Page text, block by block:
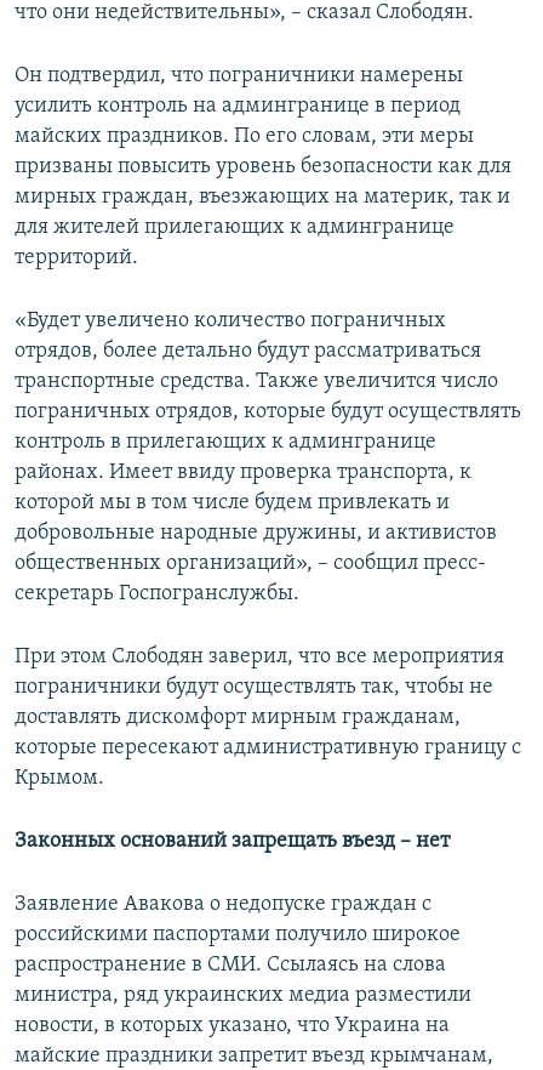
что они недействительны», – сказал Слободян.
Он подтвердил, что пограничники намерены
усилить контроль на админгранице в период
майских праздников. По его словам, эти меры
призваны повысить уровень безопасности как для
мирных граждан, въезжающих на материк, так и
для жителей прилегающих к админгранице
территорий.
«Будет увеличено количество пограничных
отрядов, более детально будут рассматриваться
транспортные средства. Также увеличится число
пограничных отрядов, которые будут осуществлять
контроль в прилегающих к админгранице
районах. Имеет ввиду проверка транспорта, к
которой мы в том числе будем привлекать и
добровольные народные дружины, и активистов
общественных организаций», – сообщил пресс-
секретарь Госпогранслужбы.
При этом Слободян заверил, что все мероприятия
пограничники будут осуществлять так, чтобы не
доставлять дискомфорт мирным гражданам,
которые пересекают административную границу с
Крымом.
Законных оснований запрещать въезд – нет
Заявление Авакова о недопуске граждан с
российскими паспортами получило широкое
распространение в СМИ. Ссылаясь на слова
министра, ряд украинских медиа разместили
новости, в которых указано, что Украина на
майские праздники запретит въезд крымчанам,